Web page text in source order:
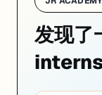
发现了